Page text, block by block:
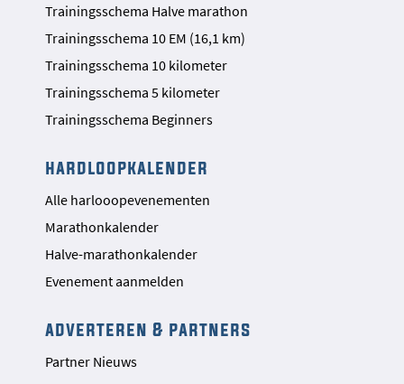
Trainingsschema Halve marathon
Trainingsschema 10 EM (16,1 km)
Trainingsschema 10 kilometer
Trainingsschema 5 kilometer
Trainingsschema Beginners
hardloopkalender
Alle harlooopevenementen
Marathonkalender
Halve-marathonkalender
Evenement aanmelden
adverteren & partners
Partner Nieuws